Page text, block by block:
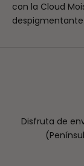
con la Cloud
despigmentante.
Disfruta de